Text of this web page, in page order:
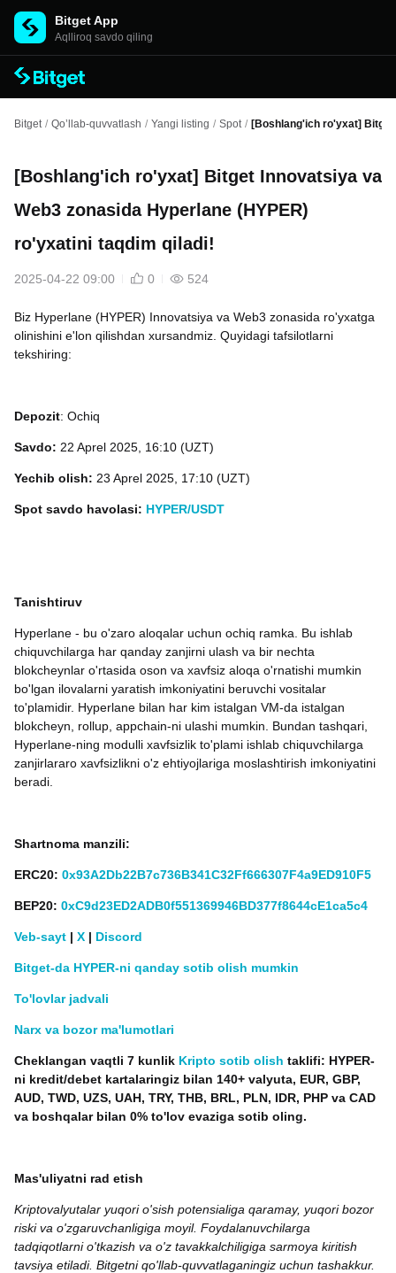
Bitget App
Aqlliroq savdo qiling
Bitget / Qo’llab-quvvatlash / Yangi listing / Spot / [Boshlang'ich ro'yxat]
[Boshlang'ich ro'yxat] Bitget Innovatsiya va
Web3 zonasida Hyperlane (HYPER)
ro'yxatini taqdim qiladi!
2025-04-22 09:00 0 524
Biz Hyperlane (HYPER) Innovatsiya va Web3 zonasida ro'yxatga
olinishini e'lon qilishdan xursandmiz. Quyidagi tafsilotlarni
tekshiring:
Depozit: Ochiq
Savdo: 22 Aprel 2025, 16:10 (UZT)
Yechib olish: 23 Aprel 2025, 17:10 (UZT)
Spot savdo havolasi: HYPER/USDT
Tanishtiruv
Hyperlane - bu o'zaro aloqalar uchun ochiq ramka. Bu ishlab
chiquvchilarga har qanday zanjirni ulash va bir nechta
blokcheynlar o'rtasida oson va xavfsiz aloqa o'rnatishi mumkin
bo'lgan ilovalarni yaratish imkoniyatini beruvchi vositalar
to'plamidir. Hyperlane bilan har kim istalgan VM-da istalgan
blokcheyn, rollup, appchain-ni ulashi mumkin. Bundan tashqari,
Hyperlane-ning modulli xavfsizlik to'plami ishlab chiquvchilarga
zanjirlararo xavfsizlikni o'z ehtiyojlariga moslashtirish imkoniyatini
beradi.
Shartnoma manzili:
ERC20: 0x93A2Db22B7c736B341C32Ff666307F4a9ED910F5
BEP20: 0xC9d23ED2ADB0f551369946BD377f8644cE1ca5c4
Veb-sayt | X | Discord
Bitget-da HYPER-ni qanday sotib olish mumkin
To'lovlar jadvali
Narx va bozor ma'lumotlari
Cheklangan vaqtli 7 kunlik Kripto sotib olish taklifi: HYPER-
ni kredit/debet kartalaringiz bilan 140+ valyuta, EUR, GBP,
AUD, TWD, UZS, UAH, TRY, THB, BRL, PLN, IDR, PHP va CAD
va boshqalar bilan 0% to'lov evaziga sotib oling.
Mas'uliyatni rad etish
Kriptovalyutalar yuqori o'sish potensialiga qaramay, yuqori bozor
riski va o'zgaruvchanligiga moyil. Foydalanuvchilarga
tadqiqotlarni o'tkazish va o'z tavakkalchiligiga sarmoya kiritish
tavsiya etiladi. Bitgetni qo'llab-quvvatlaganingiz uchun tashakkur.